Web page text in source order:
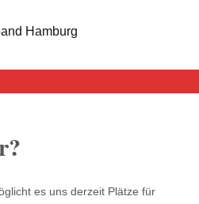
Hamburg
es uns derzeit Plätze für